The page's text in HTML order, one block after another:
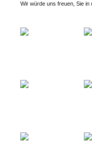
Wir würde uns freuen, Sie